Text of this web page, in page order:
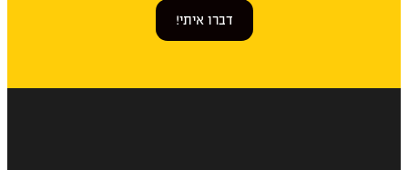
דברו איתי!